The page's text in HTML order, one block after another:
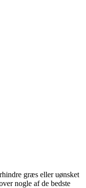
græs eller uønsket
nogle af de bedste